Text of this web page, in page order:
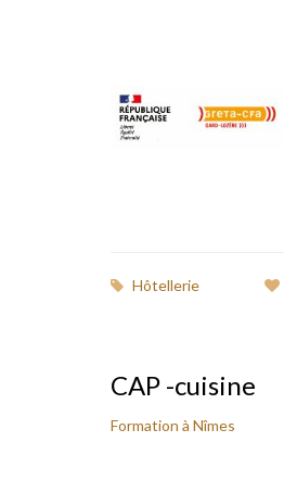
Hôtellerie
CAP -cuisine
Formation à Nîmes